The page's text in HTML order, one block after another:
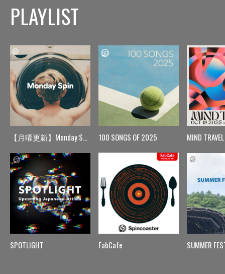
PLAYLIST
【月曜更新】Monday Spin
SPOTLIGHT
100 SONGS OF 2025
FabCafe
MIND TRAVEL
SUMMER